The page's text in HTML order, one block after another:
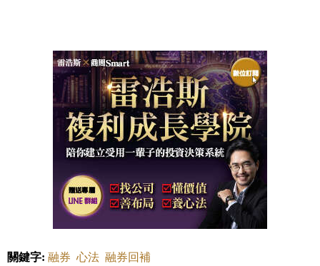
關鍵字: 融券 心法 融券回補